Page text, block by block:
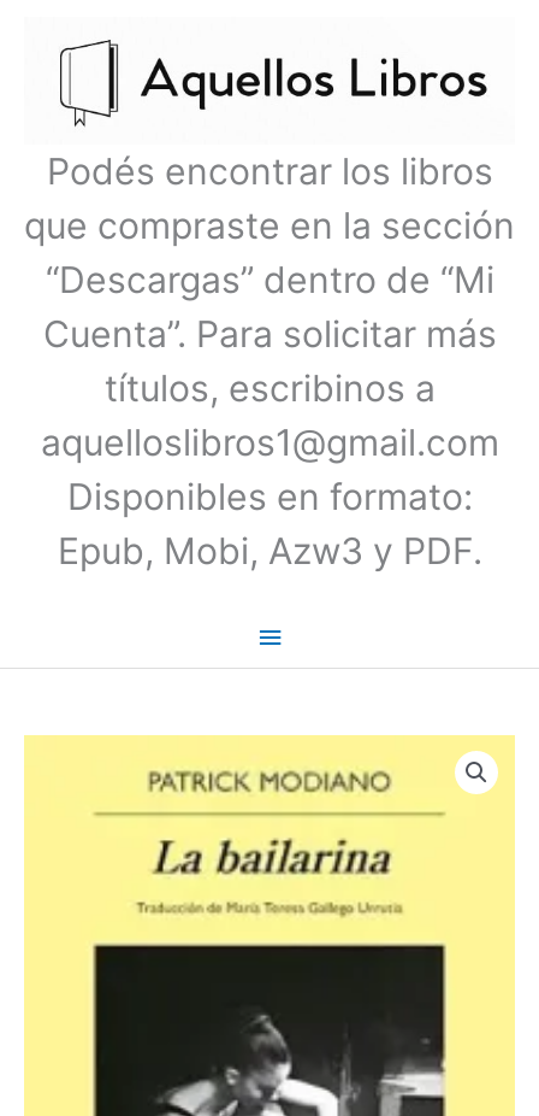
Podés encontrar los libros
que compraste en la sección
“Descargas” dentro de “Mi
Cuenta”. Para solicitar más
títulos, escribinos a
aquelloslibros1@gmail.com
Disponibles en formato:
Epub, Mobi, Azw3 y PDF.
principal